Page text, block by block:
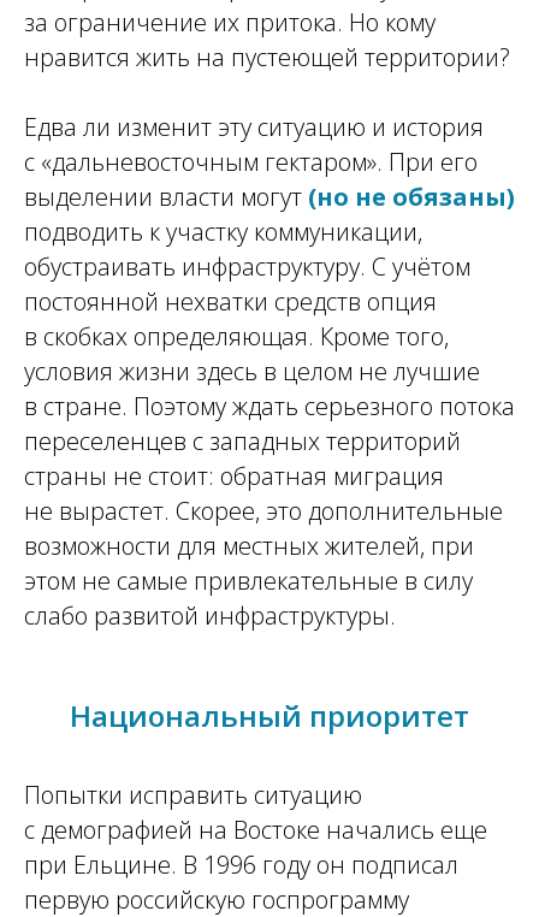
за ограничение их притока. Но кому
нравится жить на пустеющей территории?
Едва ли изменит эту ситуацию и история
с «дальневосточным гектаром». При его
выделении власти могут (но не обязаны)
подводить к участку коммуникации,
обустраивать инфраструктуру. С учётом
постоянной нехватки средств опция
в скобках определяющая. Кроме того,
условия жизни здесь в целом не лучшие
в стране. Поэтому ждать серьезного потока
переселенцев с западных территорий
страны не стоит: обратная миграция
не вырастет. Скорее, это дополнительные
возможности для местных жителей, при
этом не самые привлекательные в силу
слабо развитой инфраструктуры.
Национальный приоритет
Попытки исправить ситуацию
с демографией на Востоке начались еще
при Ельцине. В 1996 году он подписал
первую российскую госпрограмму